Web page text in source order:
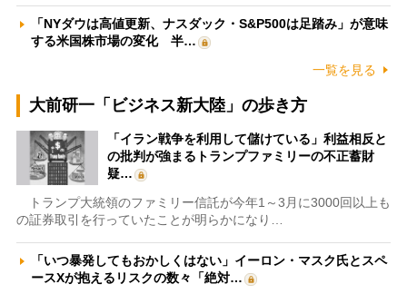
「NYダウは高値更新、ナスダック・S&P500は足踏み」が意味
する米国株市場の変化 半…
一覧を見る
大前研一「ビジネス新大陸」の歩き方
「イラン戦争を利用して儲けている」利益相反と
の批判が強まるトランプファミリーの不正蓄財
疑…
トランプ大統領のファミリー信託が今年1～3月に3000回以上も
の証券取引を行っていたことが明らかになり…
「いつ暴発してもおかしくはない」イーロン・マスク氏とスペ
ースXが抱えるリスクの数々「絶対…